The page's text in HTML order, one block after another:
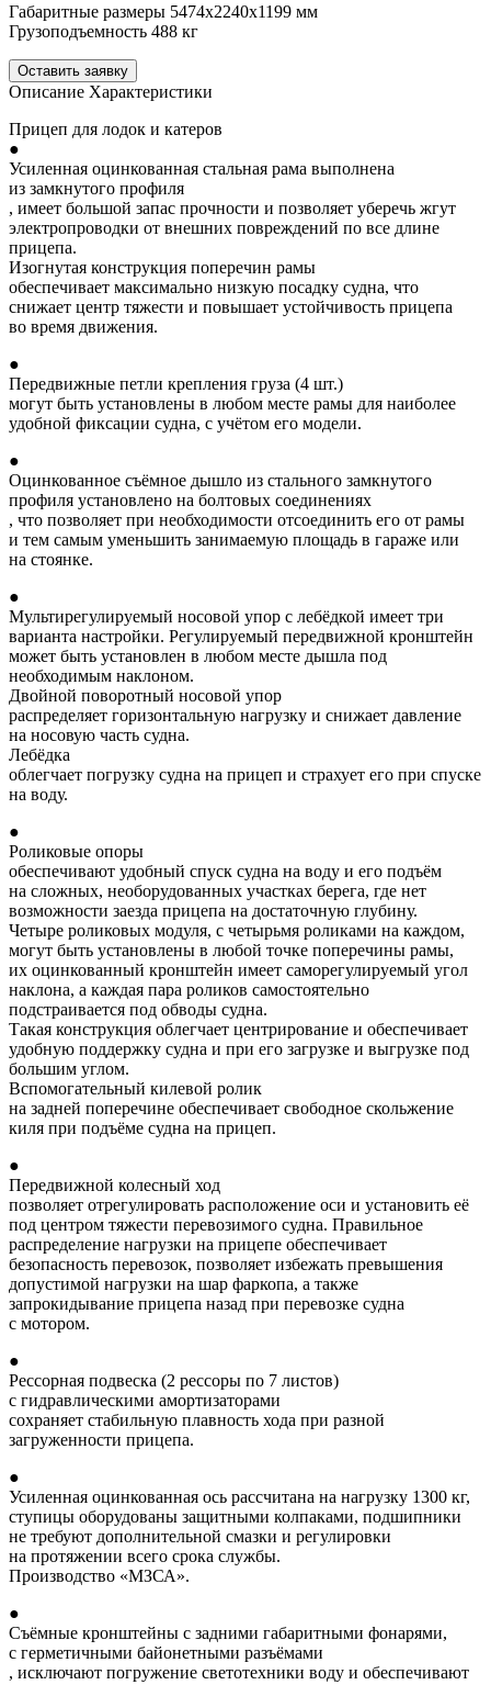
Габаритные размеры 5474х2240х1199 мм
Грузоподъемность 488 кг
Оставить заявку
Описание Характеристики
Прицеп для лодок и катеров
●
Усиленная оцинкованная стальная рама выполнена
из замкнутого профиля
, имеет большой запас прочности и позволяет уберечь жгут
электропроводки от внешних повреждений по все длине
прицепа.
Изогнутая конструкция поперечин рамы
обеспечивает максимально низкую посадку судна, что
снижает центр тяжести и повышает устойчивость прицепа
во время движения.
●
Передвижные петли крепления груза (4 шт.)
могут быть установлены в любом месте рамы для наиболее
удобной фиксации судна, с учётом его модели.
●
Оцинкованное съёмное дышло из стального замкнутого
профиля установлено на болтовых соединениях
, что позволяет при необходимости отсоединить его от рамы
и тем самым уменьшить занимаемую площадь в гараже или
на стоянке.
●
Мультирегулируемый носовой упор с лебёдкой имеет три
варианта настройки. Регулируемый передвижной кронштейн
может быть установлен в любом месте дышла под
необходимым наклоном.
Двойной поворотный носовой упор
распределяет горизонтальную нагрузку и снижает давление
на носовую часть судна.
Лебёдка
облегчает погрузку судна на прицеп и страхует его при спуске
на воду.
●
Роликовые опоры
обеспечивают удобный спуск судна на воду и его подъём
на сложных, необорудованных участках берега, где нет
возможности заезда прицепа на достаточную глубину.
Четыре роликовых модуля, с четырьмя роликами на каждом,
могут быть установлены в любой точке поперечины рамы,
их оцинкованный кронштейн имеет саморегулируемый угол
наклона, а каждая пара роликов самостоятельно
подстраивается под обводы судна.
Такая конструкция облегчает центрирование и обеспечивает
удобную поддержку судна и при его загрузке и выгрузке под
большим углом.
Вспомогательный килевой ролик
на задней поперечине обеспечивает свободное скольжение
киля при подъёме судна на прицеп.
●
Передвижной колесный ход
позволяет отрегулировать расположение оси и установить её
под центром тяжести перевозимого судна. Правильное
распределение нагрузки на прицепе обеспечивает
безопасность перевозок, позволяет избежать превышения
допустимой нагрузки на шар фаркопа, а также
запрокидывание прицепа назад при перевозке судна
с мотором.
●
Рессорная подвеска (2 рессоры по 7 листов)
с гидравлическими амортизаторами
сохраняет стабильную плавность хода при разной
загруженности прицепа.
●
Усиленная оцинкованная ось рассчитана на нагрузку 1300 кг,
ступицы оборудованы защитными колпаками, подшипники
не требуют дополнительной смазки и регулировки
на протяжении всего срока службы.
Производство «МЗСА».
●
Съёмные кронштейны с задними габаритными фонарями,
с герметичными байонетными разъёмами
, исключают погружение светотехники воду и обеспечивают